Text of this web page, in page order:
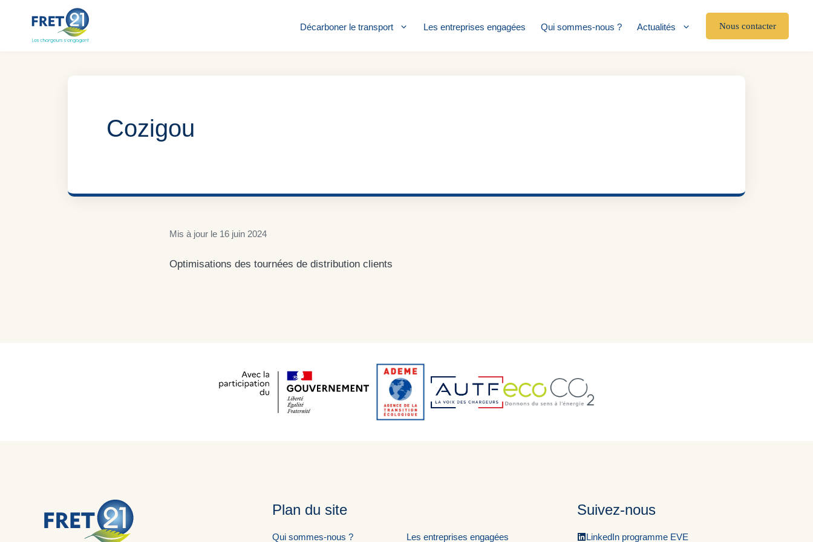
contenu
Décarboner le transport Les entreprises engagées Qui sommes-nous ? Actualités Nous contacter
Cozigou
Mis à jour le 16 juin 2024
Optimisations des tournées de distribution clients
Plan du site
Qui sommes-nous ? Les entreprises engagées
Suivez-nous
LinkedIn programme EVE